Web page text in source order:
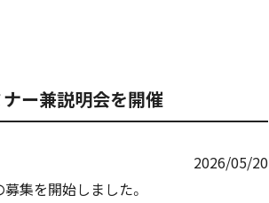
ー兼説明会を開催
2026/05/20
集を開始しました。